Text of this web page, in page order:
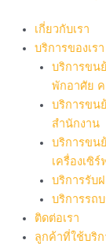
เกี่ยวกับเรา
บริการของเรา
บริการขน
พักอาศัย
บริการขน
สำนักงาน
บริการขน
เครื่องเซิร์
บริการรับ
บริการรถ
ติดต่อเรา
ลูกค้าที่ใช้บริก